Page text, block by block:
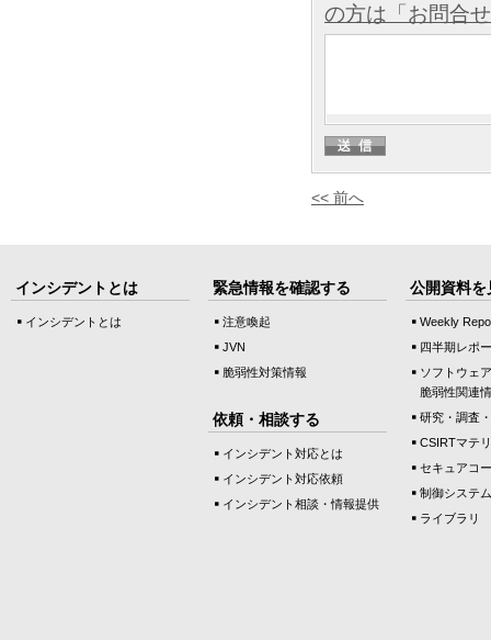
の方は「お問合
<< 前へ
インシデントとは
インシデントとは
緊急情報を確認する
注意喚起
JVN
脆弱性対策情報
依頼・相談する
インシデント対応とは
インシデント対応依頼
インシデント相談・情報提供
公開資料を
Weekly
四半期レポ
ソフトウェ
脆弱性関連
研究・調査
CSIRTマテ
セキュアコ
制御システ
ライブラリ